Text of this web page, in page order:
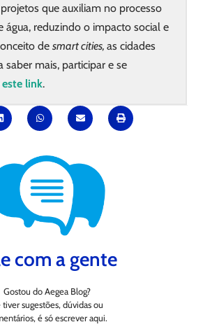
projetos que auxiliam no processo
água, reduzindo o impacto social e
desmart cities,as cidades
saber mais, participar e se
este link.
com a gente
Gostou do Aegea Blog?
tiver sugestões, dúvidas ou
é só escrever aqui.